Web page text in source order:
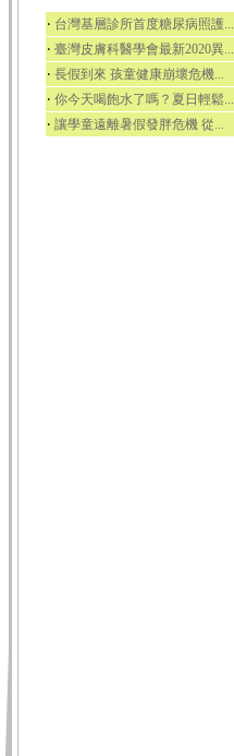
‧ 台灣基層診所首度糖尿病照護...
‧ 臺灣皮膚科醫學會最新2020異...
‧ 長假到來 孩童健康崩壞危機...
‧ 你今天喝飽水了嗎？夏日輕鬆...
‧ 讓學童遠離暑假發胖危機 從...